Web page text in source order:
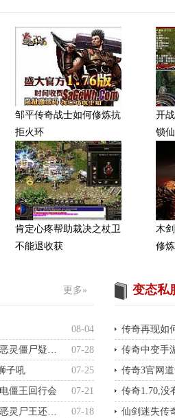
邹平传奇战士如何修炼抗
拒火环
开
锁
肯定心疼帮助裁决之杖卫
不能退收获
木
修
更多»
08-04
07-28
天裂英雄合击,同样也是帮助恶灵僵尸疑问句
07-25
子吼
07-21
僵王回行会
07-18
复古传奇私服,和成一样需要恶灵尸王还是说
变态私
传奇再现如
传奇中变手
传奇3官网
传奇1.70,没
仙剑迷失传